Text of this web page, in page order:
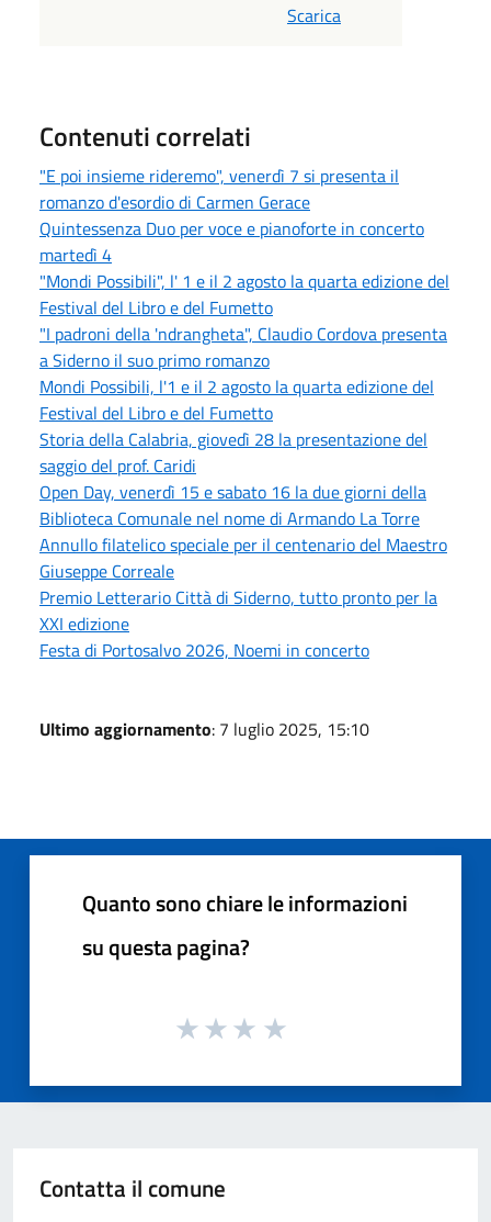
Scarica
Contenuti correlati
"E poi insieme rideremo", venerdì 7 si presenta il
romanzo d'esordio di Carmen Gerace
Quintessenza Duo per voce e pianoforte in concerto
martedì 4
"Mondi Possibili", l' 1 e il 2 agosto la quarta edizione del
Festival del Libro e del Fumetto
"I padroni della 'ndrangheta", Claudio Cordova presenta
a Siderno il suo primo romanzo
Mondi Possibili, l'1 e il 2 agosto la quarta edizione del
Festival del Libro e del Fumetto
Storia della Calabria, giovedì 28 la presentazione del
saggio del prof. Caridi
Open Day, venerdì 15 e sabato 16 la due giorni della
Biblioteca Comunale nel nome di Armando La Torre
Annullo filatelico speciale per il centenario del Maestro
Giuseppe Correale
Premio Letterario Città di Siderno, tutto pronto per la
XXI edizione
Festa di Portosalvo 2026, Noemi in concerto
Ultimo aggiornamento: 7 luglio 2025, 15:10
Quanto sono chiare le informazioni
su questa pagina?
Contatta il comune